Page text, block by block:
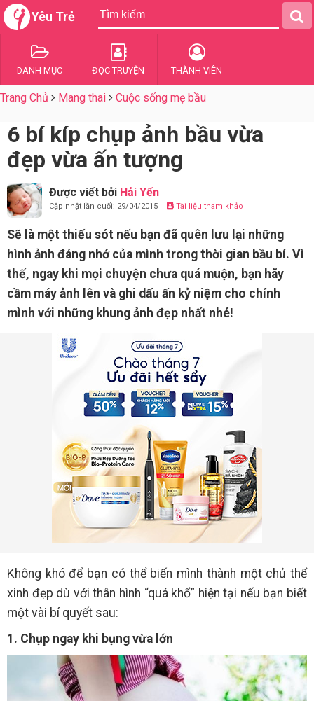
Yêu Trẻ
DANH MỤC ĐỌC TRUYỆN THÀNH VIÊN
Trang Chủ Mang thai Cuộc sống mẹ bầu
6 bí kíp chụp ảnh bầu vừa
đẹp vừa ấn tượng
Được viết bởi Hải Yến
Cập nhật lần cuối: 29/04/2015 Tài liệu tham khảo
Sẽ là một thiếu sót nếu bạn đã quên lưu lại những
hình ảnh đáng nhớ của mình trong thời gian bầu bí. Vì
thế, ngay khi mọi chuyện chưa quá muộn, bạn hãy
cầm máy ảnh lên và ghi dấu ấn kỷ niệm cho chính
mình với những khung ảnh đẹp nhất nhé!
Không khó để bạn có thể biến mình thành một chủ thể
xinh đẹp dù với thân hình “quá khổ” hiện tại nếu bạn biết
một vài bí quyết sau:
1. Chụp ngay khi bụng vừa lớn